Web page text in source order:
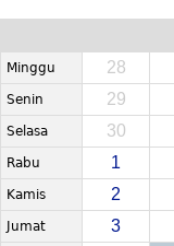
Minggu 28
Senin 29
Selasa 30
Rabu 1
Kamis 2
Jumat 3